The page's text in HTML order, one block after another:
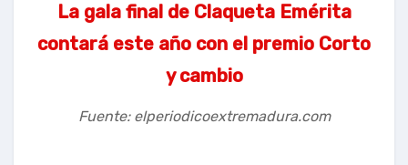
La gala final de Claqueta Emérita
contará este año con el premio Corto
y cambio
Fuente: elperiodicoextremadura.com